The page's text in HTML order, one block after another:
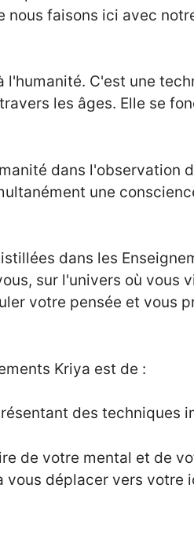
nous faisons ici avec
l'humanité. C'est une
les âges. Elle se
dans l'observation
une
dans les
sur l'univers où vous
votre pensée et vous
Kriya est de :
des techniques
de votre mental et de
vous déplacer vers